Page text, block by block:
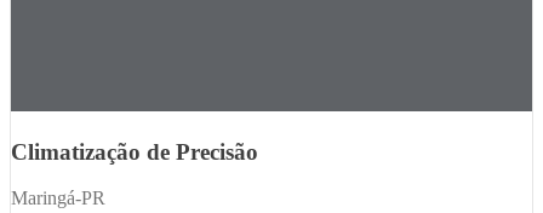
Climatização de Precisão
Maringá-PR